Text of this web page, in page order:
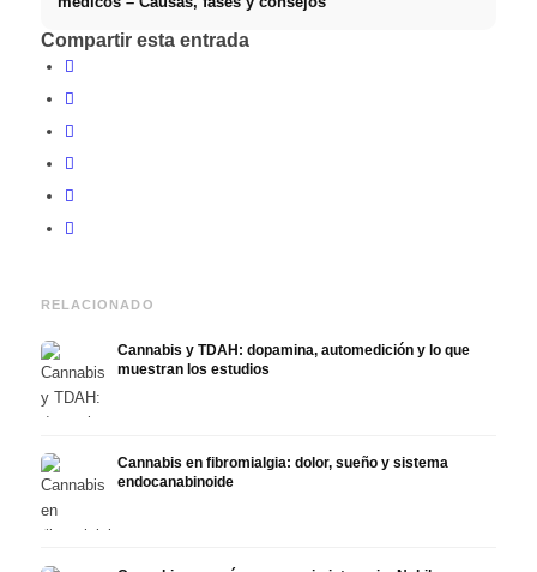
Compartir esta entrada
RELACIONADO
Cannabis y TDAH: dopamina, automedición y lo que
muestran los estudios
Cannabis en fibromialgia: dolor, sueño y sistema
endocanabinoide